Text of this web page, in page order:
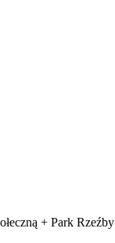
+ Park Rzeźby